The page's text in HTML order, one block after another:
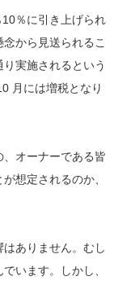
％に引き上げられ
から見送られるこ
実施されるという
月には増税となり
オーナーである皆
想定されるのか、
ありません。むし
います。しかし、